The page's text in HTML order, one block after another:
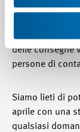
Christian Grob
sua partenza a
delle consegne
persone di
Siamo lieti di
aprile con una
qualsiasi